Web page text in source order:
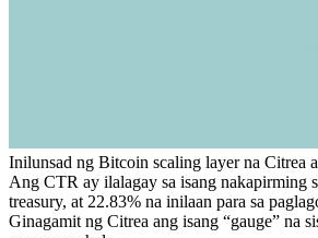
Inilunsad ng Bitcoin scaling layer na Citrea
Ang CTR ay ilalagay sa isang nakapirming
treasury, at 22.83% na inilaan para sa
Ginagamit ng Citrea ang isang “gauge” na